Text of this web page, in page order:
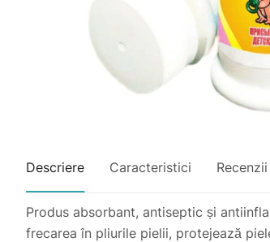
Descriere Caracteristici Recenzii
Produs absorbant, antiseptic și
frecarea în pliurile pielii, protejează